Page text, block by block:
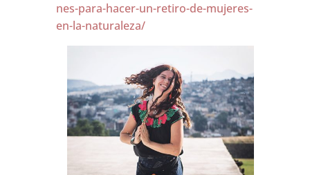
nes-para-hacer-un-retiro-de-mujeres-
en-la-naturaleza/